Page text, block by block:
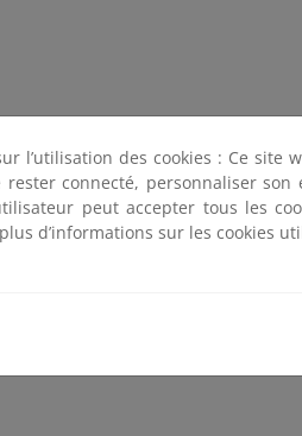
l’utilisation des cookies : Ce
rester connecté, personnaliser
peut accepter tous les
d’informations sur les cookies